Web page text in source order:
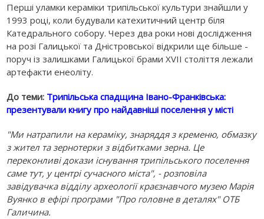
Перші уламки кераміки трипільської культури знайшли у
1993 році, коли будували катехитичний центр біля
Катедрального собору. Через два роки нові дослідження
на розі Галицької та Дністровської відкрили ще більше -
поруч із залишками Галицької брами XVII століття лежали
артефакти енеоліту.
До теми: Трипільська спадщина Івано-Франківська:
презентували книгу про найдавніші поселення у місті
"Ми натрапили на кераміку, знаряддя з кременю, обмазку
з жител та зернотерки з відбитками зерна. Це
переконливі докази існування трипільського поселення
саме тут, у центрі сучасного міста", - розповіла
завідувачка відділу археології краєзнавчого музею Марія
Вуянко в ефірі програми "Про головне в деталях" ОТБ
Галичина.